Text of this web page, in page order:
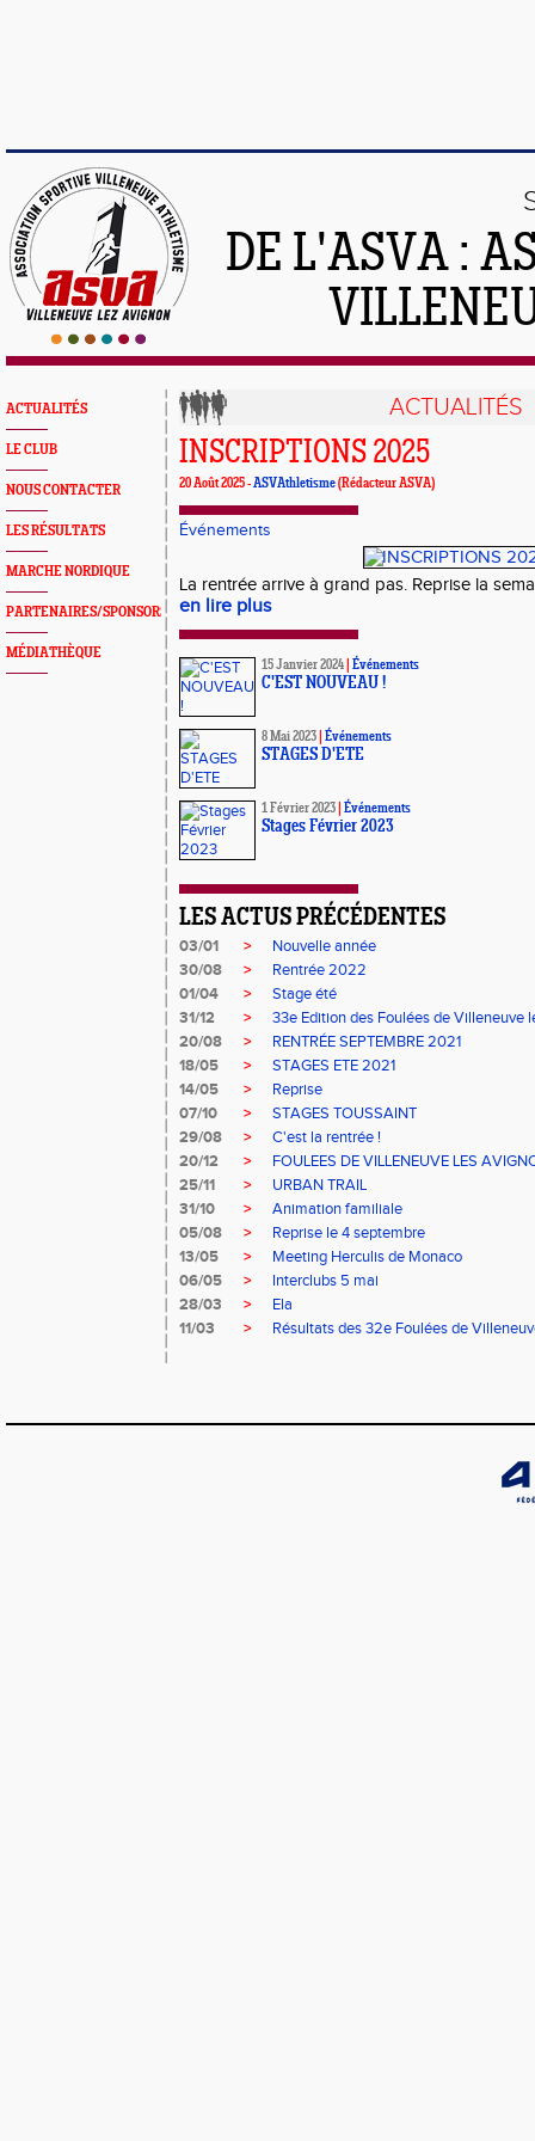
DE L'ASVA :
ACTUALITÉS
LE CLUB
NOUS CONTACTER
LES RÉSULTATS
MARCHE NORDIQUE
PARTENAIRES/SPONSORS
MÉDIATHÈQUE
ACTUALITÉS
INSCRIPTIONS 2025
20 Août 2025 -ASVAthletisme(Rédacteur ASVA)
Événements
La rentrée arrive à grand pas. Reprise la
en lire plus
15 Janvier 2024 Événements
C'EST NOUVEAU !
8 Mai 2023 Événements
STAGES D'ETE
1 Février 2023 Événements
Stages Février 2023
LES ACTUS PRÉCÉDENTES
03/01 >
Nouvelle année
30/08
>
Rentrée 2022
01/04
>
Stage été
31/12
>
33e Edition des Foulées de Villeneuve
20/08
>
RENTRÉE SEPTEMBRE 2021
18/05
>
STAGES ETE 2021
14/05
>
Reprise
07/10
>
STAGES TOUSSAINT
29/08
>
C'est la rentrée !
20/12
>
FOULEES DE VILLENEUVE LES
25/11
>
URBAN TRAIL
31/10
>
Animation familiale
05/08
>
Reprise le 4 septembre
13/05
>
Meeting Herculis de Monaco
06/05
>
Interclubs 5 mai
28/03
>
Ela
11/03
> Résultats des 32e Foulées de